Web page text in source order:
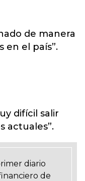
de manera
en el país”.
difícil salir
actuales”.
diario
de